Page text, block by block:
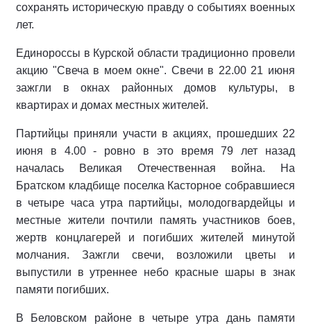
сохранять историческую правду о событиях военных
лет.
Единороссы в Курской области традиционно провели
акцию "Свеча в моем окне". Свечи в 22.00 21 июня
зажгли в окнах районных домов культуры, в
квартирах и домах местных жителей.
Партийцы приняли участи в акциях, прошедших 22
июня в 4.00 - ровно в это время 79 лет назад
началась Великая Отечественная война. На
Братском кладбище поселка Касторное собравшиеся
в четыре часа утра партийцы, молодогвардейцы и
местные жители почтили память участников боев,
жертв концлагерей и погибших жителей минутой
молчания. Зажгли свечи, возложили цветы и
выпустили в утреннее небо красные шары в знак
памяти погибших.
В Беловском районе в четыре утра дань памяти